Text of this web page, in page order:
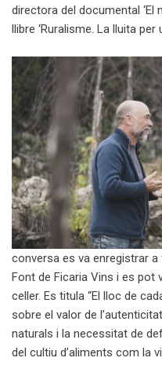
directora del documental ‘El
llibre ‘Ruralisme. La lluita per
conversa es va enregistrar a
Font de Ficaria Vins i es pot
celler. Es titula “El lloc de
sobre el valor de
naturals i la necessitat de
del cultiu d’aliments com la